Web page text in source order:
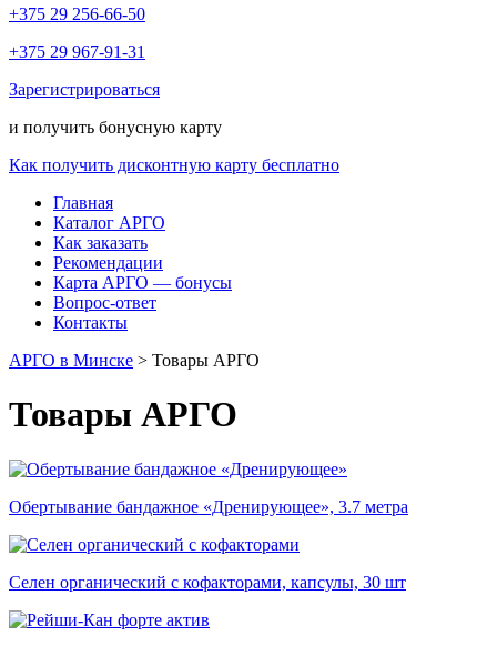
+375 29 256-66-50
+375 29 967-91-31
Зарегистрироваться
и получить бонусную карту
Как получить дисконтную карту бесплатно
Главная
Каталог АРГО
Как заказать
Рекомендации
Карта АРГО — бонусы
Вопрос-ответ
Контакты
АРГО в Минске > Товары АРГО
Товары АРГО
Обертывание бандажное «Дренирующее», 3.7 метра
Селен органический с кофакторами, капсулы, 30 шт